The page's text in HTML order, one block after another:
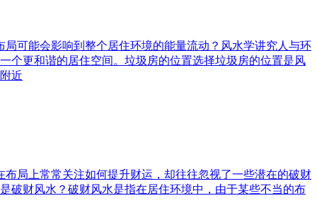
可能会影响到整个居住环境的能量流动？风水学讲究人与环
个更和谐的居住空间。垃圾房的位置选择垃圾房的位置是风
近
局上常常关注如何提升财运，却往往忽视了一些潜在的破财
破财风水？破财风水是指在居住环境中，由于某些不当的布